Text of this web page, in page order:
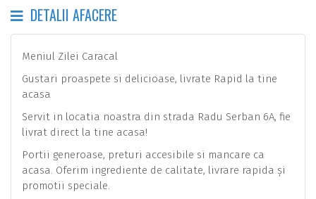
DETALII AFACERE
Meniul Zilei Caracal
Gustari proaspete si delicioase, livrate Rapid la tine
acasa
Servit in locatia noastra din strada Radu Serban 6A, fie
livrat direct la tine acasa!
Portii generoase, preturi accesibile si mancare ca
acasa. Oferim ingrediente de calitate, livrare rapida și
promotii speciale.